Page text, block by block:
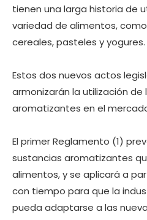
tienen una larga historia de
variedad de alimentos,
cereales, pasteles y yogures.
Estos dos nuevos actos
armonizarán la utilización de
aromatizantes en el
El primer Reglamento (1)
sustancias aromatizantes
alimentos, y se aplicará a
con tiempo para que la
pueda adaptarse a las